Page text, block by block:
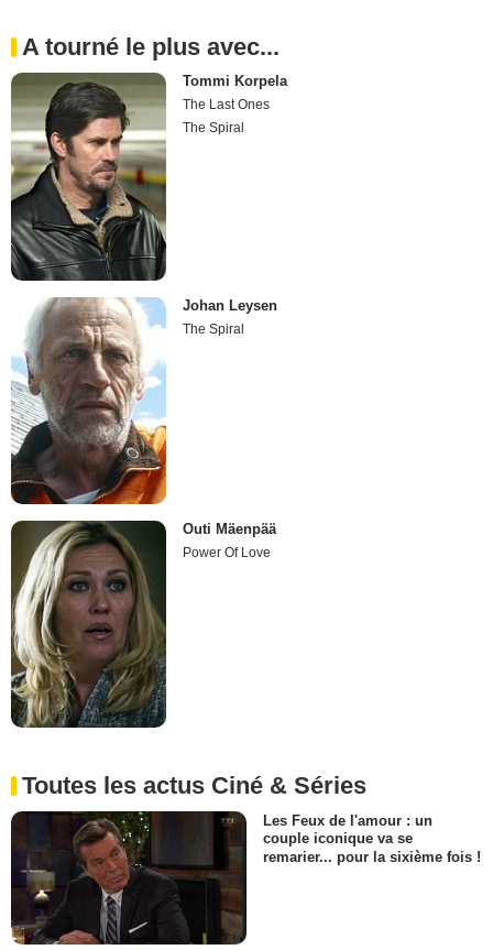
A tourné le plus avec...
Tommi Korpela
The Last Ones
The Spiral
Johan Leysen
The Spiral
Outi Mäenpää
Power Of Love
Toutes les actus Ciné & Séries
Les Feux de l'amour : un
couple iconique va se
remarier... pour la sixième fois !